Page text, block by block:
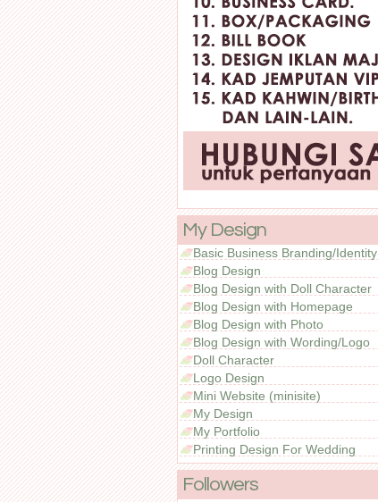
My Design
Basic Business Branding/Identity
Blog Design
Blog Design with Doll Character
Blog Design with Homepage
Blog Design with Photo
Blog Design with Wording/Logo
Doll Character
Logo Design
Mini Website (minisite)
My Design
My Portfolio
Printing Design For Wedding
Followers